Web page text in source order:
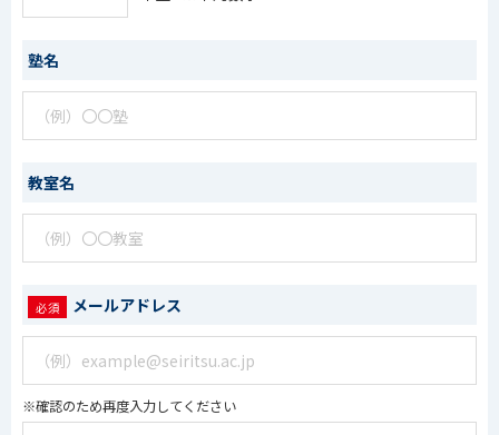
塾名
教室名
メールアドレス
※確認のため再度入力してください